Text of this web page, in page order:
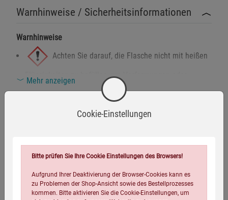
Warnhinweise / Sicherheitsinformationen
Warnhinweise
Achten Sie darauf, die Flasche nicht mit heißen
Flüssigkeiten zu befüllen, um Verformungen oder
Verletzungen zu vermeiden.
Die Trinkflasche ist nicht für die Mikrowelle oder den
Gefrierschrank geeignet.
Gegenständen, da diese die Flasche beschädigen
könnten.
Sicherheitshinweise
Mehr anzeigen
Herstellerinformationen
Eigenschaften
Fassungsvermögen: 0,65 Liter
Verpackungsgewicht:
140 Gramm
Cookie-Einstellungen
Bitte prüfen Sie Ihre Cookie Einstellungen des Browsers!
Aufgrund Ihrer Deaktivierung der Browser-Cookies kann es
zu Problemen der Shop-Ansicht sowie des Bestellprozesses
kommen. Bitte aktivieren Sie die Cookie-Einstellungen, um